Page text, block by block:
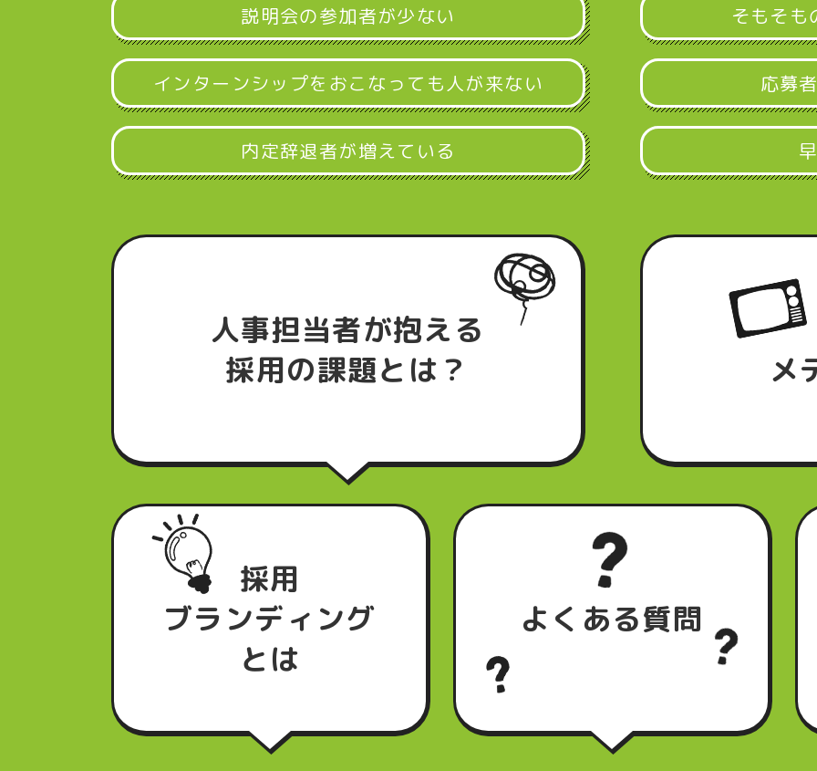
説明会の参加者が少ない そもそも
インターンシップをおこなっても人が来ない 応募
内定辞退者が増えている
人事担当者が抱える
採用の課題とは？
メ
採用
ブランディング
とは
よくある質問